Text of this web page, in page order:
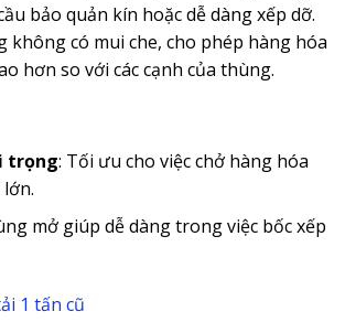
bảo quản kín hoặc dễ dàng xếp dỡ.
không có mui che, cho phép hàng hóa
hơn so với các cạnh của thùng.
trọng: Tối ưu cho việc chở hàng hóa
mở giúp dễ dàng trong việc bốc xếp
1 tấn cũ